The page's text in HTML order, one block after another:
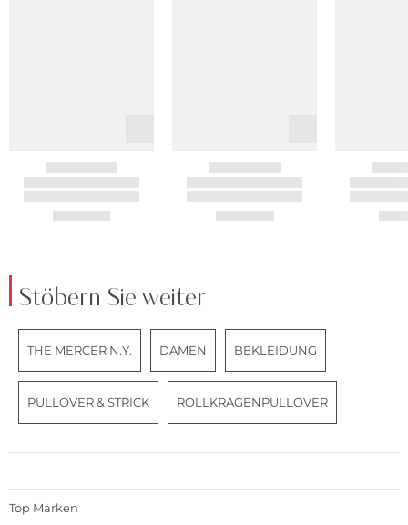
Stöbern Sie weiter
THE MERCER N.Y. DAMEN BEKLEIDUNG
PULLOVER & STRICK ROLLKRAGENPULLOVER
Top Marken